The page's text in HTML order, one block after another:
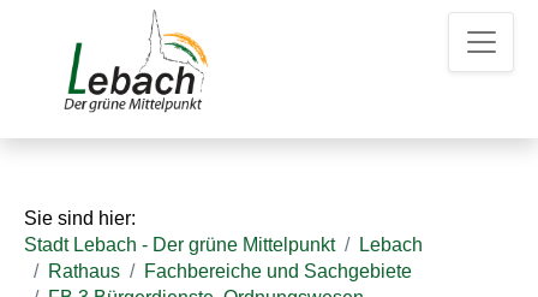
u
h
K
Sie sind hier:
Stadt Lebach - Der grüne Mittelpunkt
Lebach
Rathaus
Fachbereiche und Sachgebiete